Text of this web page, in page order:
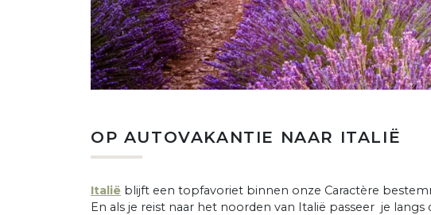
OP AUTOVAKANTIE NAAR ITALIË
Italië blijft een topfavoriet binnen onze Caractère
En als je reist naar het noorden van Italië passeer je langs